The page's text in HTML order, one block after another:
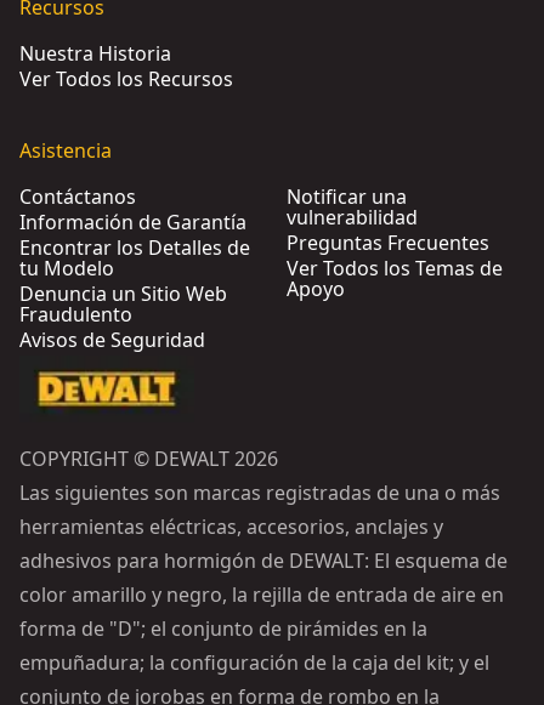
Recursos
Nuestra Historia
Ver Todos los Recursos
Asistencia
Contáctanos
Información de Garantía
Encontrar los Detalles de
tu Modelo
Denuncia un Sitio Web
Fraudulento
Avisos de Seguridad
Notificar una
vulnerabilidad
Preguntas Frecuentes
Ver Todos los Temas de
Apoyo
COPYRIGHT © DEWALT 2026
Las siguientes son marcas registradas de una o más
herramientas eléctricas, accesorios, anclajes y
adhesivos para hormigón de DEWALT: El esquema de
color amarillo y negro, la rejilla de entrada de aire en
forma de "D"; el conjunto de pirámides en la
empuñadura; la configuración de la caja del kit; y el
conjunto de jorobas en forma de rombo en la